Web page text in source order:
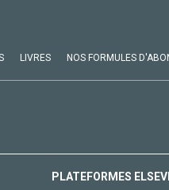
LIVRES NOS FORMULES
PLATEFORMES